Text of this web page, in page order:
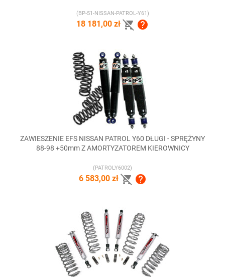
(BP-51-NISSAN-PATROL-Y61)
18 181,00 zł  
ZAWIESZENIE EFS NISSAN PATROL Y60 DŁUGI - SPRĘŻYNY
88-98 +50mm Z AMORTYZATOREM KIEROWNICY
(PATROLY6002)
6 583,00 zł  